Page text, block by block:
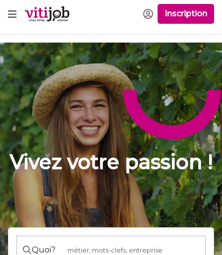
Inscription
Vivez votre passion !
Quoi?